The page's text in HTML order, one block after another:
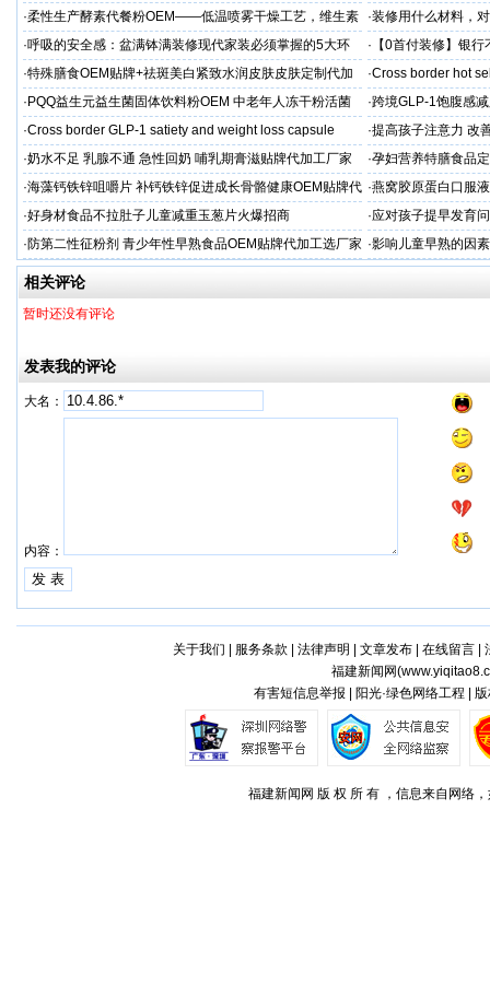
头直供
业制造商
·柔性生产酵素代餐粉OEM——低温喷雾干燥工艺，维生素
C保留率≥95%
·装修用什么材料，
·呼吸的安全感：盆满钵满装修现代家装必须掌握的5大环
保准则
· 【0首付装修】银
贷，月供少还30%！
·特殊膳食OEM贴牌+祛斑美白紧致水润皮肤皮肤定制代加
工厂家
·Cross border hot
· PQQ益生元益生菌固体饮料粉OEM 中老年人冻干粉活菌
粉贴牌代加工
·跨境GLP-1饱腹感
·Cross border GLP-1 satiety and weight loss capsule ·提高孩子注意力 改
·奶水不足 乳腺不通 急性回奶 哺乳期膏滋贴牌代加工厂家 ·孕妇营养特膳食品
工厂
·海藻钙铁锌咀嚼片 补钙铁锌促进成长骨骼健康OEM贴牌代
加工
·燕窝胶原蛋白口服
牌
·好身材食品不拉肚子儿童减重玉葱片火爆招商 ·应对孩子提早发育
答案
·防第二性征粉剂 青少年性早熟食品OEM贴牌代加工选厂家 ·影响儿童早熟的因
代工厂
相关评论
暂时还没有评论
发表我的评论
大名：
内容：
关于我们 服务条款 法律声明 文章发布| 在线留言|
福建新闻网(
有害短信息举报 | 阳光·绿色网络工程 |
福建新闻网 版 权 所 有 ，信息来自网络